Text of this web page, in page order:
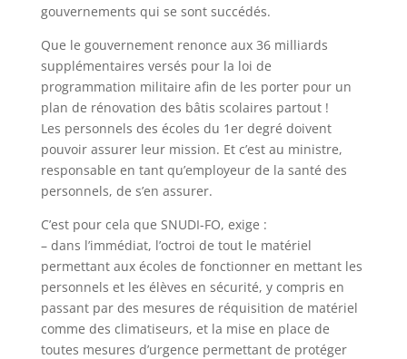
gouvernements qui se sont succédés.
Que le gouvernement renonce aux 36 milliards
supplémentaires versés pour la loi de
programmation militaire afin de les porter pour un
plan de rénovation des bâtis scolaires partout !
Les personnels des écoles du 1er degré doivent
pouvoir assurer leur mission. Et c’est au ministre,
responsable en tant qu’employeur de la santé des
personnels, de s’en assurer.
C’est pour cela que SNUDI-FO, exige :
– dans l’immédiat, l’octroi de tout le matériel
permettant aux écoles de fonctionner en mettant les
personnels et les élèves en sécurité, y compris en
passant par des mesures de réquisition de matériel
comme des climatiseurs, et la mise en place de
toutes mesures d’urgence permettant de protéger